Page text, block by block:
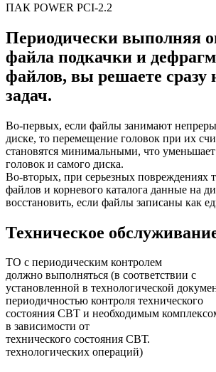
ПАК POWER PCI-2.2
Периодически выполняя
файла подкачки и
файлов, вы решаете сразу
задач.
Во-первых, если файлы занимают
диске, то перемещение головок при их
становятся минимальными, что
головок и самого диска.
Во-вторых, при серьезных повреждениях
файлов и корневого каталога данные на
восстановить, если файлы записаны как
Техническое
ТО с периодическим контролем
должно выполняться (в соответствии с
установленной в технологической
периодичностью контроля технического
состояния СВТ и необходимым
в зависимости от
технического состояния СВТ.
технологических операций)